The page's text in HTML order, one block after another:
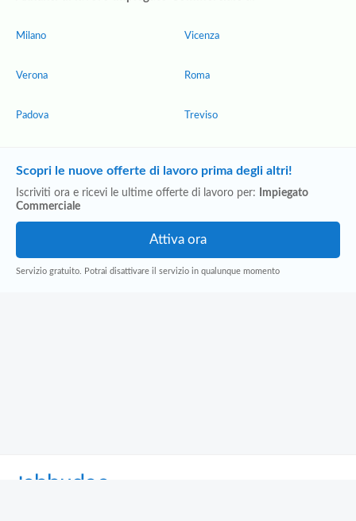
Milano
Verona
Padova
Vicenza
Roma
Treviso
Scopri le nuove offerte di lavoro prima degli altri!
Iscriviti ora e ricevi le ultime offerte di lavoro per:
Impiegato
Commerciale
Servizio gratuito. Potrai disattivare il servizio in qualunque momento
Jobbydoo